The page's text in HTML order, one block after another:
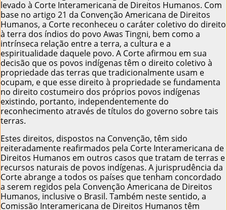
levado à Corte Interamericana de Direitos Humanos. Com
base no artigo 21 da Convenção Americana de Direitos
Humanos, a Corte reconheceu o caráter coletivo do direito
à terra dos índios do povo Awas Tingni, bem como a
intrínseca relação entre a terra, a cultura e a
espiritualidade daquele povo. A Corte afirmou em sua
decisão que os povos indígenas têm o direito coletivo à
propriedade das terras que tradicionalmente usam e
ocupam, e que esse direito à propriedade se fundamenta
no direito costumeiro dos próprios povos indígenas
existindo, portanto, independentemente do
reconhecimento através de títulos do governo sobre tais
terras.
Estes direitos, dispostos na Convenção, têm sido
reiteradamente reafirmados pela Corte Interamericana de
Direitos Humanos em outros casos que tratam de terras e
recursos naturais de povos indígenas. A jurisprudência da
Corte abrange a todos os países que tenham concordado
a serem regidos pela Convenção Americana de Direitos
Humanos, inclusive o Brasil. Também neste sentido, a
Comissão Interamericana de Direitos Humanos têm